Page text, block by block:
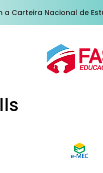
Carteira Nacional de